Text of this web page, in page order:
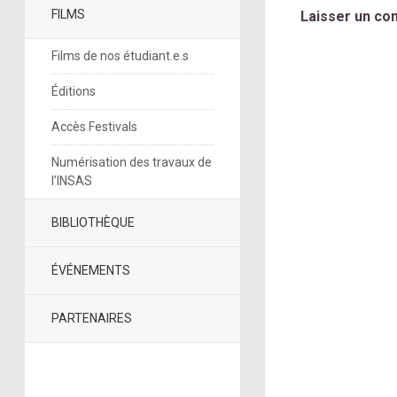
FILMS
Films de nos étudiant.e.s
Éditions
Accès Festivals
Numérisation des travaux de
l’INSAS
BIBLIOTHÈQUE
ÉVÉNEMENTS
PARTENAIRES
Laisser un